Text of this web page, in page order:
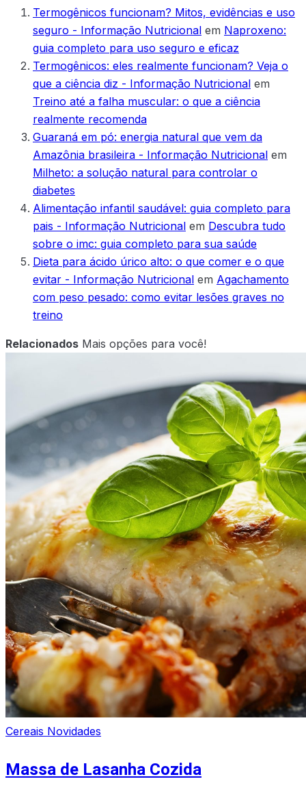
Termogênicos funcionam? Mitos, evidências e uso
seguro - Informação Nutricional em Naproxeno:
guia completo para uso seguro e eficaz
Termogênicos: eles realmente funcionam? Veja o
que a ciência diz - Informação Nutricional em
Treino até a falha muscular: o que a ciência
realmente recomenda
Guaraná em pó: energia natural que vem da
Amazônia brasileira - Informação Nutricional em
Milheto: a solução natural para controlar o
diabetes
Alimentação infantil saudável: guia completo para
pais - Informação Nutricional em Descubra tudo
sobre o imc: guia completo para sua saúde
Dieta para ácido úrico alto: o que comer e o que
evitar - Informação Nutricional em Agachamento
com peso pesado: como evitar lesões graves no
treino
Relacionados Mais opções para você!
Cereais Novidades
Massa de Lasanha Cozida